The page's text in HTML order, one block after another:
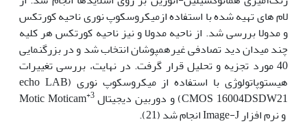
لام های تهیه شده با استفاده ازمیکروسکوپ نوری ناحیه کورتکس
و مدولا بررسی شد. از ناحیه مدولا و نیز ناحیه کورتکس هر کلیه
چند میدان دید تصادفی غیرهمپوشان انتخاب شد و در بزرگنمایی
40 مورد تجزیه و تحلیل قرار گرفت. در نهایت، بررسی تغییرات
هیستوپاتولوژی با استفاده از میکروسکوپ نوری (echo LAB
CMOS 16004DSDW21) و دوربین دیجیتال
3
+
Motic Moticam
و نرم افزار Image-J انجام شد (21).